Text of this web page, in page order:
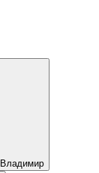
Владимир